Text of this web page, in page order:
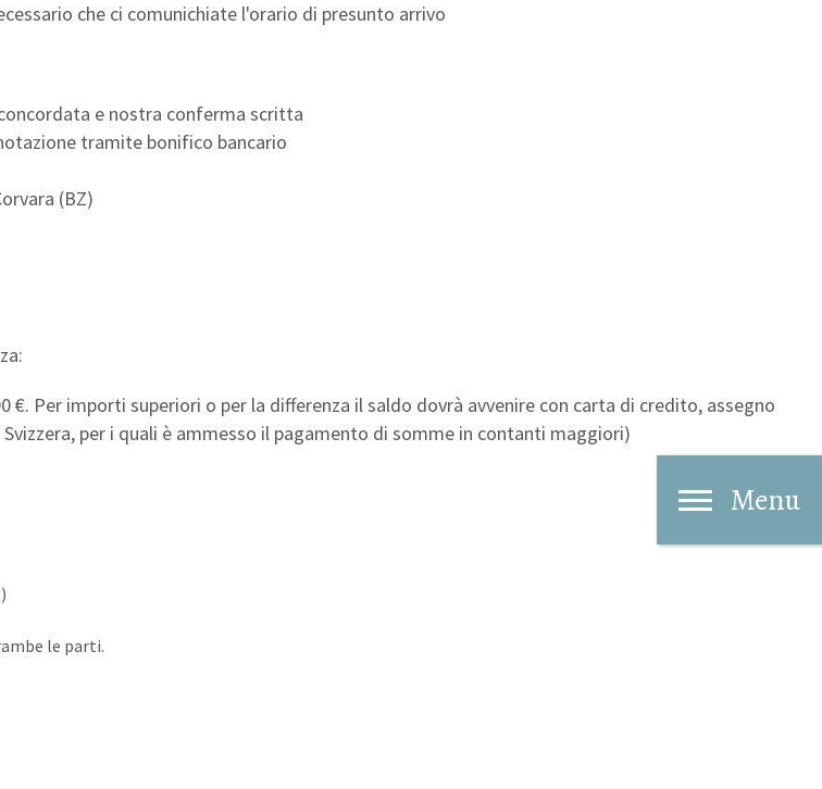
Menu
che ci comunichiate l'orario di presunto arrivo
e nostra conferma scritta
tramite bonifico bancario
(BZ)
Per importi superiori o per la differenza il saldo dovrà avvenire con carta di credito, assegno
per i quali è ammesso il pagamento di somme in contanti maggiori)
le parti.